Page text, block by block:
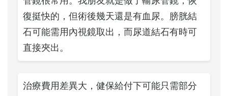
復挺快的，但術後幾天還是有血尿。膀胱結
石可能需用內視鏡取出，而尿道結石有時可
直接夾出。
治療費用差異大，健保給付下可能只需部分